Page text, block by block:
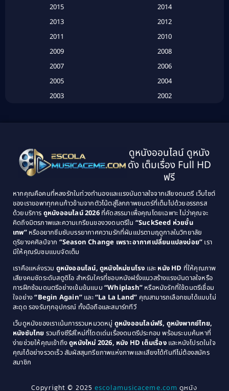
(134)
Classic หนังคลาสสิก(21)
Classic หนังคลาสสิก(25)
Comedy ตลก(46)
Comedy ตลก(515)
Coming of Age ก้าวพ้นวัย(1)
Coming-of-Age(3)
Community(1)
Crime อาชญากรรม(78)
2015
2014
2013
2012
2011
2010
2009
2008
2007
2006
2005
2004
2003
2002
1995
1994
1993
1992
1989
1988
1987
1986
1985
1984
1983
1982
1979
1978
1976
1975
1974
1971
1970
1969
1968
1964
1963
ดูหนังออนไลน์ ดูหนัง
ดัง เต็มเรื่อง Full HD
ฟรี
หากคุณคือคนที่หลงรักในท่วงทำนองและแรงบันดาลใจจากเสียงดนตรี เว็บไซต์
ของเราขอพาทุกคนก้าวข้ามจากตัวโน้ตสู่โลกภาพยนตร์ที่เต็มไปด้วยอรรถรส
ด้วยบริการ ดูหนังออนไลน์ 2026ที่คัดสรรมาเพื่อคุณโดยเฉพาะ ไม่ว่าคุณจะ
คิดถึงมิตรภาพและความเกรียนของวงดนตรีใน “SuckSeed ห่วยขั้น
เทพ”หรืออยากซึมซับบรรยากาศความรักที่ผันแปรตามฤดูกาลในวิทยาลัย
ดุริยางคศิลป์จาก “Season Change เพราะอากาศเปลี่ยนแปลงบ่อย” เรา
มีให้คุณรับชมแบบจัดเต็ม
เราคือแหล่งรวม ดูหนังออนไลน์, ดูหนังใหม่ชนโรง และ หนัง HD ที่ให้คุณภาพ
เสียงคมชัดระดับสตูดิโอ สำหรับใครที่ชอบหนังฝรั่งแนวสร้างแรงบันดาลใจหรือ
การฝึกซ้อมดนตรีอย่างเข้มข้นแบบ “Whiplash” หรือหนังรักที่ใช้ดนตรีเชื่อม
ใจอย่าง“Begin Again” และ“La La Land” คุณสามารถเลือกชมได้แบบไม่
สะดุด รองรับทุกอุปกรณ์ ทั้งมือถือและสมาร์ททีวี
เว็บดูหนังของเราเน้นการรวมหมวดหมู่ ดูหนังออนไลน์ฟรี, ดูหนังพากย์ไทย,
หนังซับไทย รวมถึงซีรีส์ใหม่ที่โดดเด่นเรื่องดนตรีประกอบ พร้อมระบบค้นหาที่
ง่ายช่วยให้คุณเข้าถึงดูหนังใหม่ 2026, หนัง HD เต็มเรื่องและหนังโปรดในใจ
คุณได้อย่างรวดเร็ว สัมผัสสุนทรียภาพแห่งภาพและเสียงได้ทันทีไม่ต้องสมัคร
สมาชิก
Copyright © 2025escolamusicaceme.com ดูหนัง